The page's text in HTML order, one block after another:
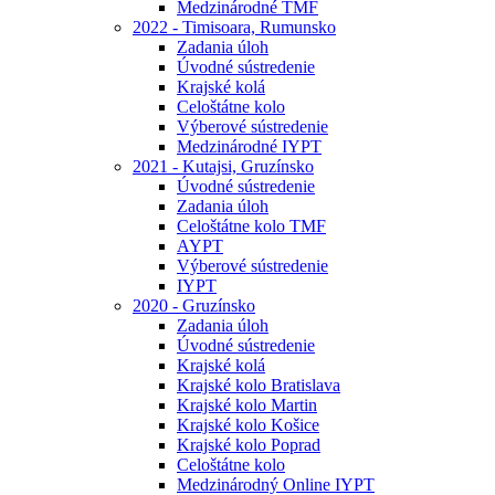
Medzinárodné TMF
2022 - Timisoara, Rumunsko
Zadania úloh
Úvodné sústredenie
Krajské kolá
Celoštátne kolo
Výberové sústredenie
Medzinárodné IYPT
2021 - Kutajsi, Gruzínsko
Úvodné sústredenie
Zadania úloh
Celoštátne kolo TMF
AYPT
Výberové sústredenie
IYPT
2020 - Gruzínsko
Zadania úloh
Úvodné sústredenie
Krajské kolá
Krajské kolo Bratislava
Krajské kolo Martin
Krajské kolo Košice
Krajské kolo Poprad
Celoštátne kolo
Medzinárodný Online IYPT